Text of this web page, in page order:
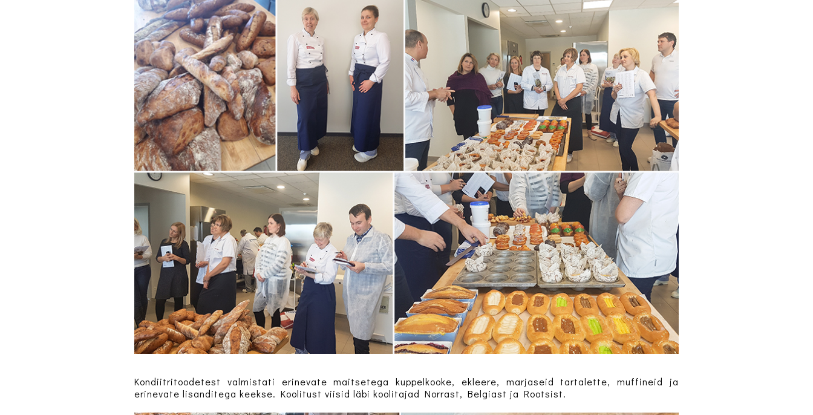
Kondiitritoodetest valmistati erinevate maitsetega kuppelkooke, ekleere, marjaseid tartalette, muffineid ja
erinevate lisanditega keekse. Koolitust viisid läbi koolitajad Norrast, Belgiast ja Rootsist.